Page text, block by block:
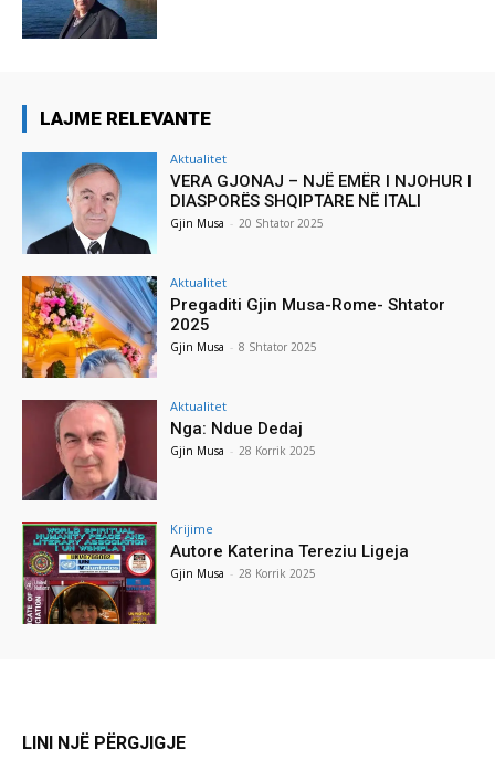
LAJME RELEVANTE
Aktualitet
VERA GJONAJ – NJË EMËR I NJOHUR I
DIASPORËS SHQIPTARE NË ITALI
Gjin Musa - 20 Shtator 2025
Aktualitet
Pregaditi Gjin Musa-Rome- Shtator
2025
Gjin Musa - 8 Shtator 2025
Aktualitet
Nga: Ndue Dedaj
Gjin Musa - 28 Korrik 2025
Krijime
Autore Katerina Tereziu Ligeja
Gjin Musa - 28 Korrik 2025
LINI NJË PËRGJIGJE